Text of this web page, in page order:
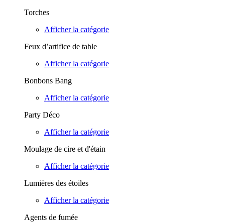
Torches
Afficher la catégorie
Feux d’artifice de table
Afficher la catégorie
Bonbons Bang
Afficher la catégorie
Party Déco
Afficher la catégorie
Moulage de cire et d'étain
Afficher la catégorie
Lumières des étoiles
Afficher la catégorie
Agents de fumée